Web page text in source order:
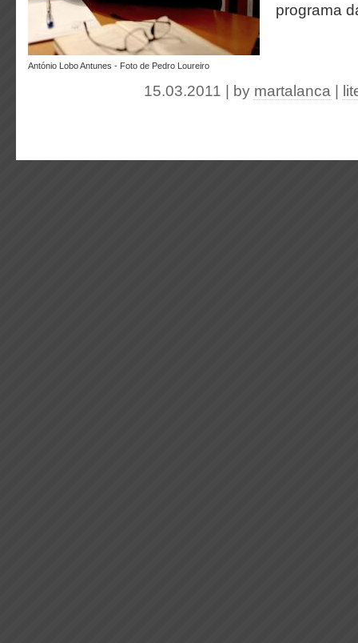
António Lobo Antunes - Foto de Pedro Loureiro
programa
15.03.2011 | by martalanca